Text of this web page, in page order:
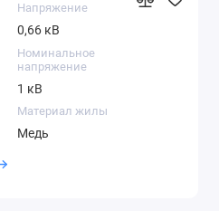
Напряжение
0,66 кВ
Номинальное
напряжение
1 кВ
Материал жилы
Медь